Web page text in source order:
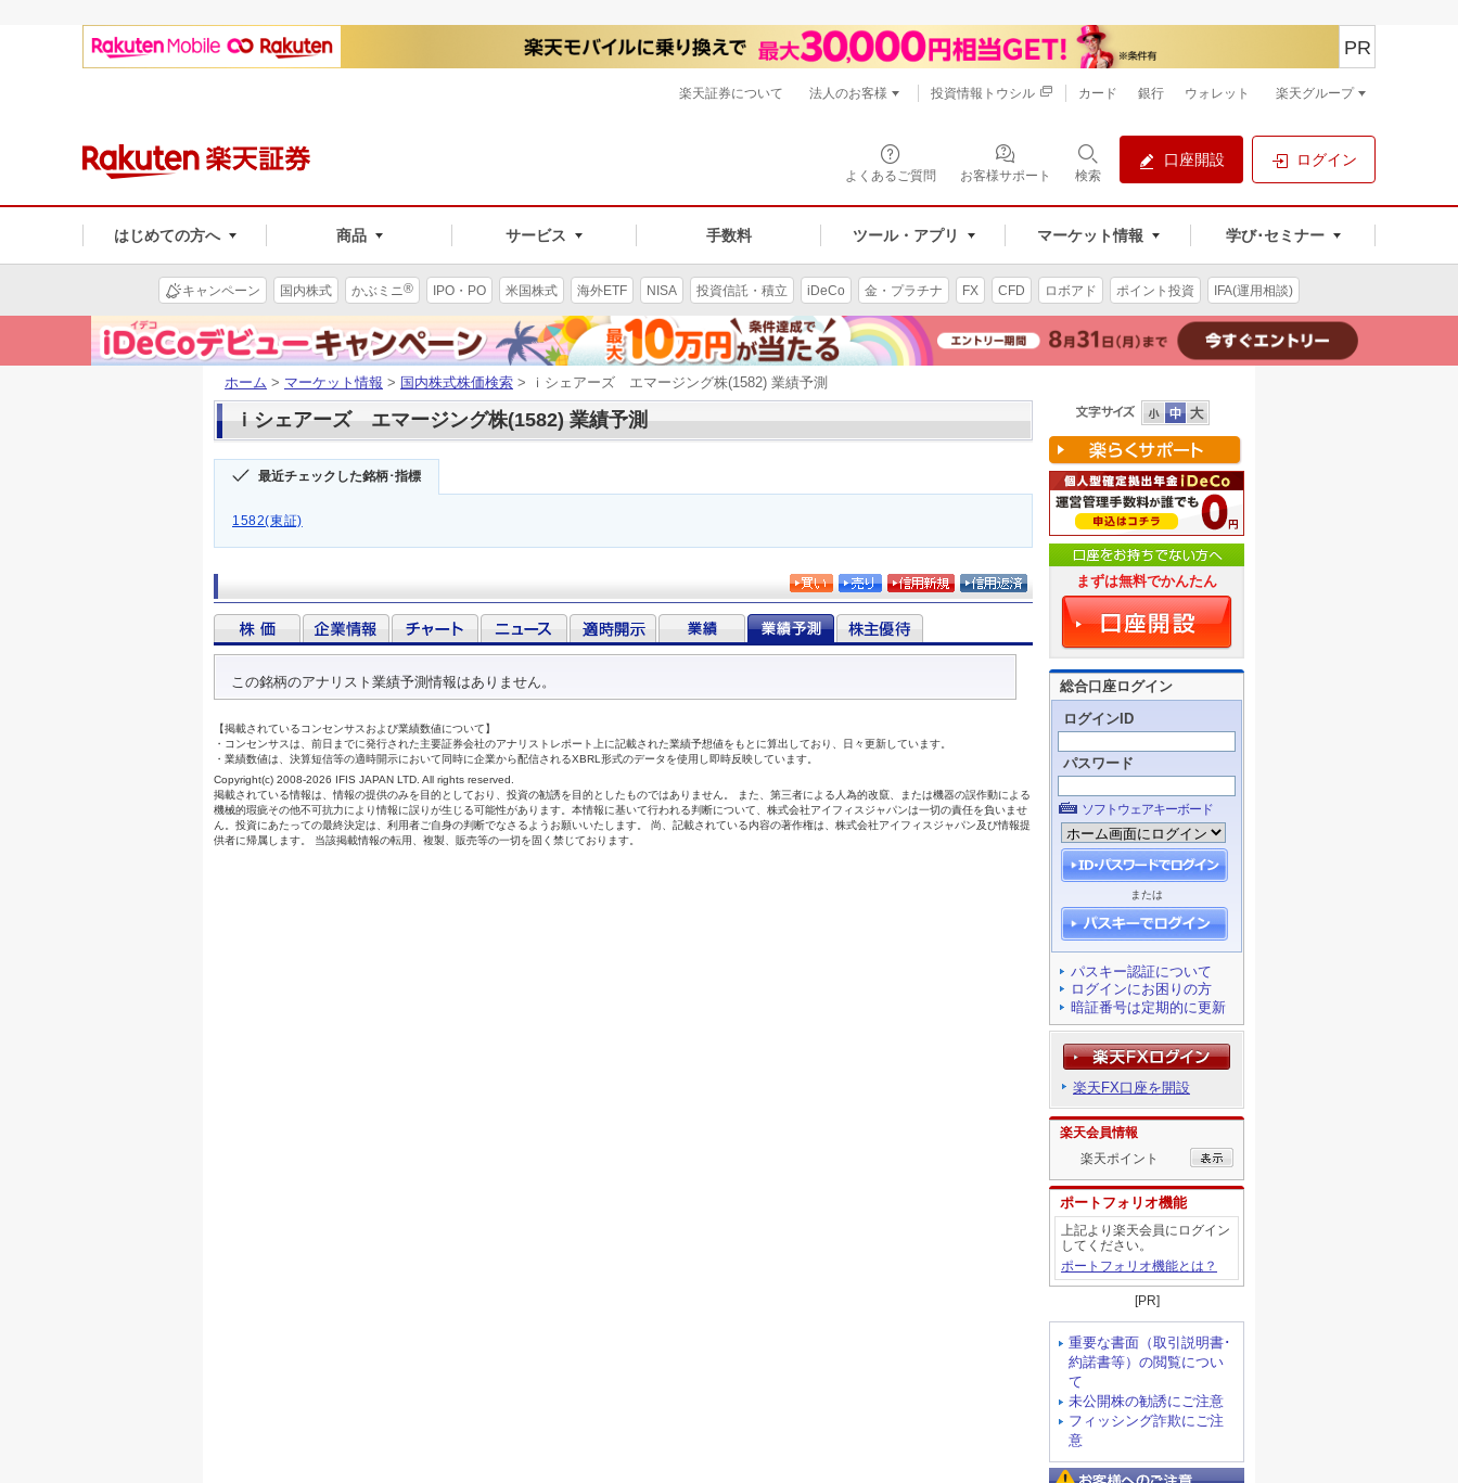
よくあるご質問 お客様サポート 検索
口座開設 ログイン
はじめての方へ 商品 サービス 手数料 ツール・アプリ マーケット情報 学び･セミナー
PR
楽天証券について 法人のお客様 投資情報トウシル カード 銀行 ウォレット 楽天グループ
キャンペーン 国内株式 かぶミニ® IPO・PO 米国株式 海外ETF NISA 投資信託・積立 iDeCo 金・プラチナ FX CFD ロボアド ポイント投資 IFA(運用相談)
ホーム > マーケット情報 > 国内株式株価検索 > ｉシェアーズ エマージング株(1582) 業績予測
ｉシェアーズ エマージング株(1582) 業績予測
最近チェックした銘柄･指標
1582(東証)
まずは無料でかんたん
総合口座ログイン
ログインID
パスワード
ソフトウェアキーボード
または
パスキー認証について
ログインにお困りの方
暗証番号は定期的に更新
楽天FX口座を開設
楽天会員情報
楽天ポイント
ポートフォリオ機能
上記より楽天会員にログイン
してください。
ポートフォリオ機能とは？
[PR]
重要な書面（取引説明書･
約諾書等）の閲覧につい
て
未公開株の勧誘にご注意
フィッシング詐欺にご注
意